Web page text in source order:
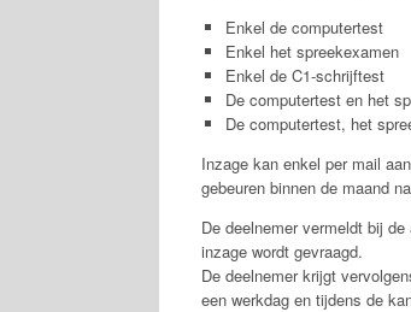
Enkel de computertest
Enkel het spreekexamen
Enkel de C1-schrijftest
De computertest en het
De computertest, het
Inzage kan enkel per mail
gebeuren binnen de maand
De deelnemer vermeldt bij
inzage wordt gevraagd.
De deelnemer krijgt
een werkdag en tijdens de